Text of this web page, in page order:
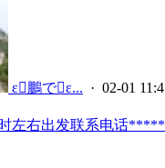
 ε鵬でε... · 02-01
左右出发联系电话